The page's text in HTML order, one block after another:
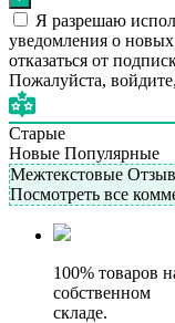
Я разрешаю
уведомления о
отказаться от
Пожалуйста,
Старые
Новые Популярные
Межтекстовые
Посмотреть все
100% товаров
собственном
складе.